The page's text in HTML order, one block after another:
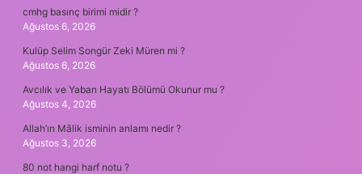
cmhg basınç birimi midir ?
Ağustos 6, 2026
Kulüp Selim Songür Zeki Müren mi ?
Ağustos 6, 2026
Avcılık ve Yaban Hayatı Bölümü Okunur mu ?
Ağustos 4, 2026
Allah’ın Mâlik isminin anlamı nedir ?
Ağustos 3, 2026
80 not hangi harf notu ?